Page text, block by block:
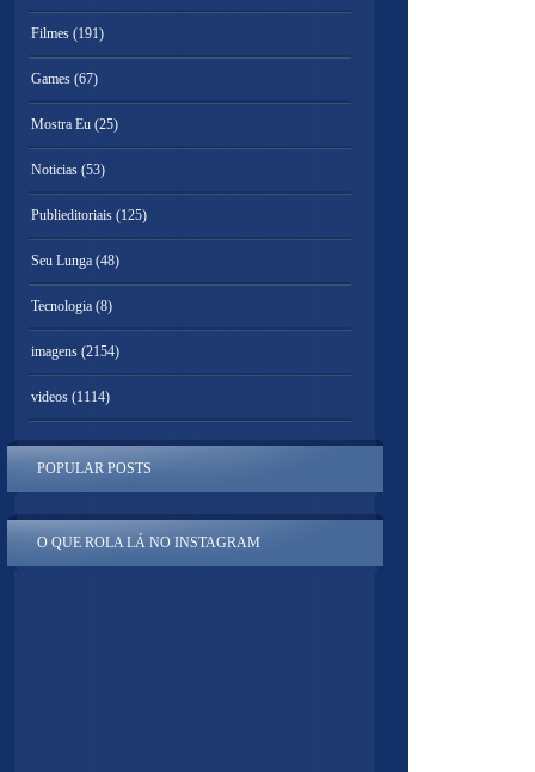
Filmes (191)
Games (67)
Mostra Eu (25)
Noticias (53)
Publieditoriais (125)
Seu Lunga (48)
Tecnologia (8)
imagens (2154)
videos (1114)
POPULAR POSTS
O QUE ROLA LÁ NO INSTAGRAM